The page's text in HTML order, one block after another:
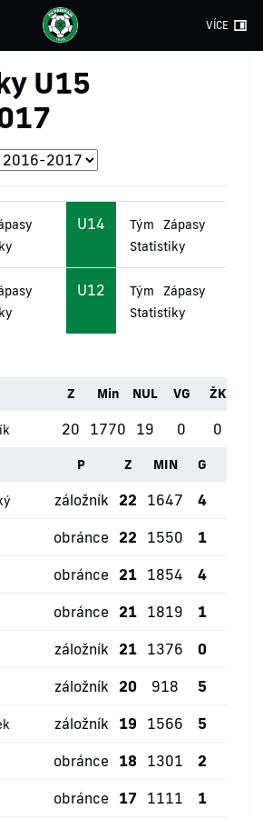
VÍCE
U15
U14 Tým
Zápasy
Statistiky
U12 Tým
Zápasy
Statistiky
Z Min NUL VG ŽK
20 1770 19 0 0
P Z MIN G
záložník 22 1647 4
obránce 22 1550 1
obránce 21 1854 4
obránce 21 1819 1
záložník 21 1376 0
záložník 20 918 5
záložník 19 1566 5
obránce 18 1301 2
obránce 17 1111 1